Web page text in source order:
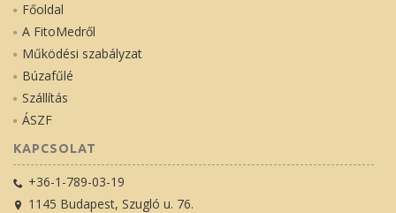
Főoldal
A FitoMedről
Működési szabályzat
Búzafűlé
Szállítás
ÁSZF
KAPCSOLAT
+36-1-789-03-19
1145 Budapest, Szugló u. 76.